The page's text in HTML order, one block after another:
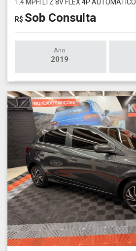
1.4 MPFI LTZ 8V FLEX 4P AUTOMÁTICO
R$ Sob Consulta
Ano
2019